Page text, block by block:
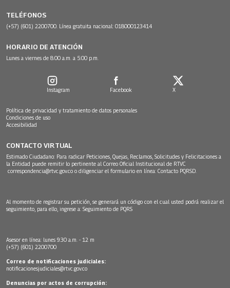
TELÉFONOS
(+57) (601) 2200700. Línea gratuita nacional: 018000123414
HORARIO DE ATENCIÓN
Lunes a viernes de 8:00 a.m. a 5:00 p.m.
Instagram Facebook X
Política de privacidad y tratamiento de datos personales
Condiciones de uso
Accesibilidad
CONTACTO VIRTUAL
Estimado Ciudadano: Para radicar Peticiones, Quejas, Reclamos, Solicitudes y Felicitaciones a
la Entidad puede remitir lo pertinente al Correo Oficial Institucional de RTVC
correspondencia@rtvc.gov.co o diligenciar el formulario en línea: Contacto PQRSD.
Al momento de registrar su petición, se generará un código con el cual usted podrá realizar el
seguimiento, para ello, ingrese a: Seguimiento de PQRS
Asesor en línea: lunes 9:30 a.m. - 12 m
(+57) (601) 2200700
Correo de notificaciones judiciales:
notificacionesjudiciales@rtvc.gov.co
Denuncias por actos de corrupción: